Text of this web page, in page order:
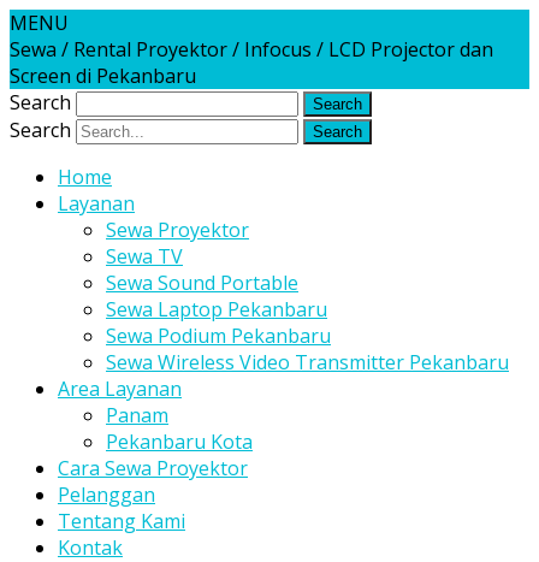
MENU
Sewa / Rental Proyektor / Infocus / LCD Projector dan
Screen di Pekanbaru
Search
Search
Home
Layanan
Sewa Proyektor
Sewa TV
Sewa Sound Portable
Sewa Laptop Pekanbaru
Sewa Podium Pekanbaru
Sewa Wireless Video Transmitter Pekanbaru
Area Layanan
Panam
Pekanbaru Kota
Cara Sewa Proyektor
Pelanggan
Tentang Kami
Kontak